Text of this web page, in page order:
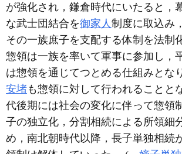
が強化され，鎌倉時代にいたると，
な武士団結合を御家人 制度に取込み
その一族庶子を支配する体制を法制
惣領は一族を率いて軍事に参加し，
は惣領を通じてつとめる仕組みとな
安堵も惣領に対して行われることと
代後期には社会の変化に伴って惣領
子の独立化，分割相続による所領細
め，南北朝時代以降，長子単独相続